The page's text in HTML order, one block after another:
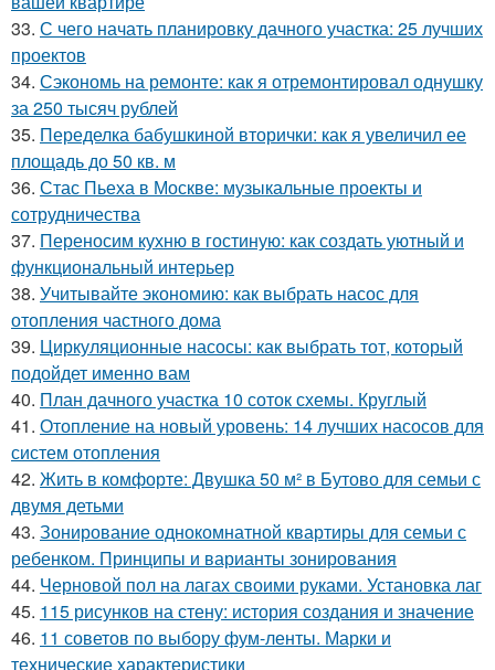
33. С чего начать планировку дачного участка: 25 лучших
проектов
34. Сэкономь на ремонте: как я отремонтировал однушку
за 250 тысяч рублей
35. Переделка бабушкиной вторички: как я увеличил ее
площадь до 50 кв. м
36. Стас Пьеха в Москве: музыкальные проекты и
сотрудничества
37. Переносим кухню в гостиную: как создать уютный и
функциональный интерьер
38. Учитывайте экономию: как выбрать насос для
отопления частного дома
39. Циркуляционные насосы: как выбрать тот, который
подойдет именно вам
40. План дачного участка 10 соток схемы. Круглый
41. Отопление на новый уровень: 14 лучших насосов для
систем отопления
42. Жить в комфорте: Двушка 50 м² в Бутово для семьи с
двумя детьми
43. Зонирование однокомнатной квартиры для семьи с
ребенком. Принципы и варианты зонирования
44. Черновой пол на лагах своими руками. Установка лаг
45. 115 рисунков на стену: история создания и значение
46. 11 советов по выбору фум-ленты. Марки и
технические характеристики